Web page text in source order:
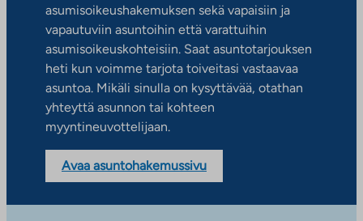
asumisoikeushakemuksen sekä vapaisiin ja
vapautuviin asuntoihin että varattuihin
asumisoikeuskohteisiin. Saat asuntotarjouksen
heti kun voimme tarjota toiveitasi vastaavaa
asuntoa. Mikäli sinulla on kysyttävää, otathan
yhteyttä asunnon tai kohteen
myyntineuvottelijaan.
Avaa asuntohakemussivu